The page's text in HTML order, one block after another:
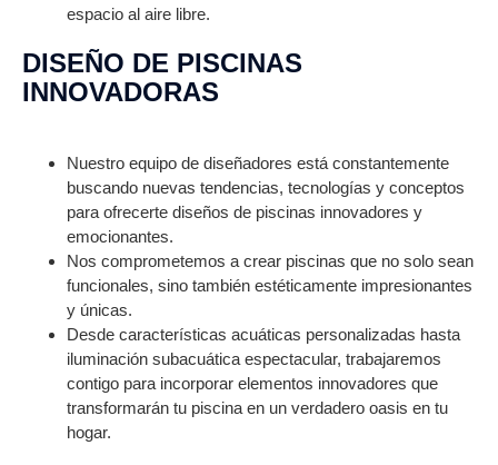
espacio al aire libre.
DISEÑO DE PISCINAS
INNOVADORAS
Nuestro equipo de diseñadores está constantemente
buscando nuevas tendencias, tecnologías y conceptos
para ofrecerte diseños de piscinas innovadores y
emocionantes.
Nos comprometemos a crear piscinas que no solo sean
funcionales, sino también estéticamente impresionantes
y únicas.
Desde características acuáticas personalizadas hasta
iluminación subacuática espectacular, trabajaremos
contigo para incorporar elementos innovadores que
transformarán tu piscina en un verdadero oasis en tu
hogar.